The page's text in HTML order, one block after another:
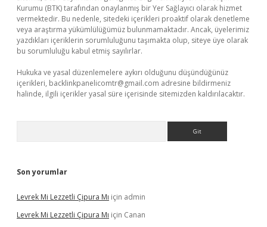
Kurumu (BTK) tarafından onaylanmış bir Yer Sağlayıcı olarak hizmet
vermektedir. Bu nedenle, sitedeki içerikleri proaktif olarak denetleme
veya araştırma yükümlülüğümüz bulunmamaktadır. Ancak, üyelerimiz
yazdıkları içeriklerin sorumluluğunu taşımakta olup, siteye üye olarak
bu sorumluluğu kabul etmiş sayılırlar.
Hukuka ve yasal düzenlemelere aykırı olduğunu düşündüğünüz
içerikleri, backlinkpanelicomtr@gmail.com adresine bildirmeniz
halinde, ilgili içerikler yasal süre içerisinde sitemizden kaldırılacaktır.
Son yorumlar
Levrek Mi Lezzetli Çipura Mı için admin
Levrek Mi Lezzetli Çipura Mı için Canan